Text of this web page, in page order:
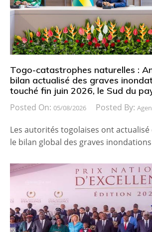
Togo-catastrophes naturelles :
bilan actualisé des graves
touché fin juin 2026, le Sud du
Posted On: 05/08/2026 Posted By:
Les autorités togolaises ont
le bilan global des graves inondations